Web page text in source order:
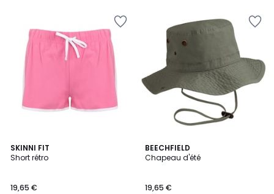
SKINNI FIT
Short rétro
19,65 €
6
Couleurs
BEECHFIELD
Chapeau d'été
19,65 €
4,6
/ 5
4
Couleurs